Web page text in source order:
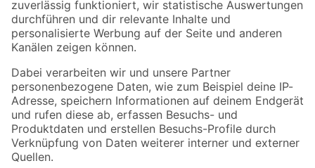
Zur Newsletter Anmeldung
Folge uns
Zahlungsarten Versandarten